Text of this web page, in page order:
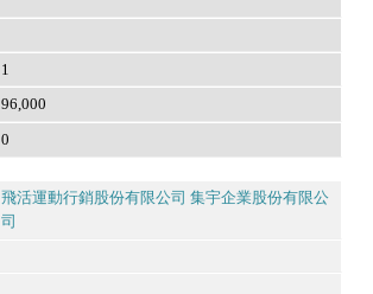
1
96,000
0
飛活運動行銷股份有限公司 集宇企業股份有限公
司